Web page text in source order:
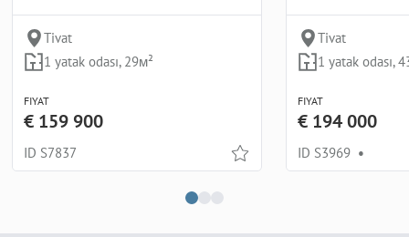
Tivat
1 yatak odası, 29м²
FIYAT
€ 159 900
ID S7837
Tivat
1 yatak odası,
FIYAT
€ 194 000
ID S3969 •